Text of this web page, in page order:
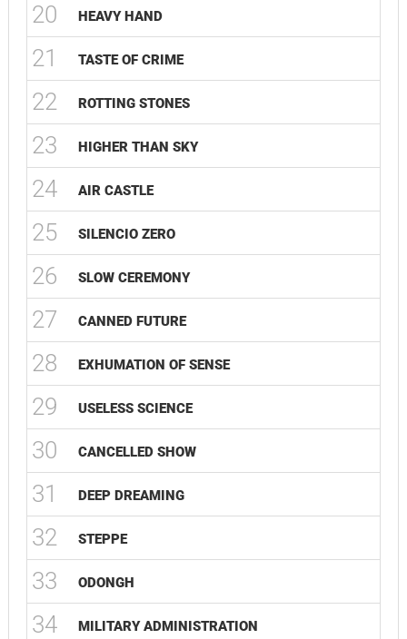
20 HEAVY HAND
21 TASTE OF CRIME
22 ROTTING STONES
23 HIGHER THAN SKY
24 AIR CASTLE
25 SILENCIO ZERO
26 SLOW CEREMONY
27 CANNED FUTURE
28 EXHUMATION OF SENSE
29 USELESS SCIENCE
30 CANCELLED SHOW
31 DEEP DREAMING
32 STEPPE
33 ODONGH
34 MILITARY ADMINISTRATION